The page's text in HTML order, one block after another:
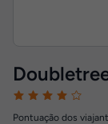
Pontuação dos